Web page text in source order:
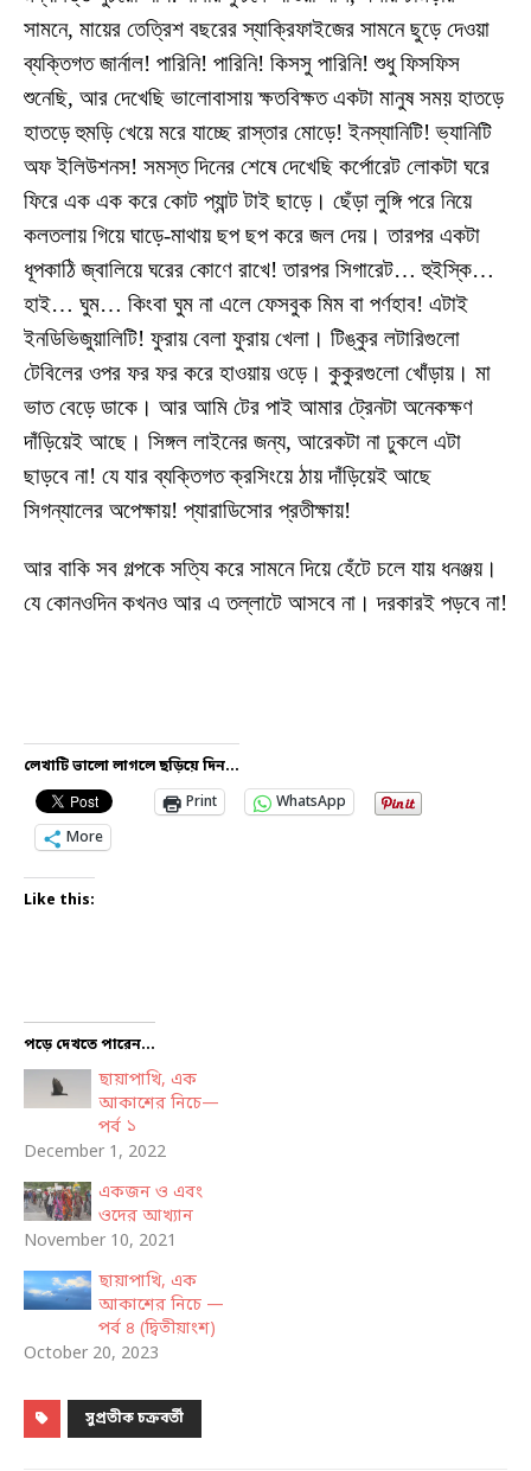
সামনে, মায়ের তেত্রিশ বছরের স্যাক্রিফাইজের সামনে ছুড়ে দেওয়া
ব্যক্তিগত জার্নাল! পারিনি! পারিনি! কিসসু পারিনি! শুধু ফিসফিস
শুনেছি, আর দেখেছি ভালোবাসায় ক্ষতবিক্ষত একটা মানুষ সময় হাতড়ে
হাতড়ে হুমড়ি খেয়ে মরে যাচ্ছে রাস্তার মোড়ে! ইনস্যানিটি! ভ্যানিটি
অফ ইলিউশনস! সমস্ত দিনের শেষে দেখেছি কর্পোরেট লোকটা ঘরে
ফিরে এক এক করে কোট প্যান্ট টাই ছাড়ে। ছেঁড়া লুঙ্গি পরে নিয়ে
কলতলায় গিয়ে ঘাড়ে-মাথায় ছপ ছপ করে জল দেয়। তারপর একটা
ধূপকাঠি জ্বালিয়ে ঘরের কোণে রাখে! তারপর সিগারেট… হুইস্কি…
হাই… ঘুম… কিংবা ঘুম না এলে ফেসবুক মিম বা পর্ণহাব! এটাই
ইনডিভিজুয়ালিটি! ফুরায় বেলা ফুরায় খেলা। টিঙ্কুর লটারিগুলো
টেবিলের ওপর ফর ফর করে হাওয়ায় ওড়ে। কুকুরগুলো খোঁড়ায়। মা
ভাত বেড়ে ডাকে। আর আমি টের পাই আমার ট্রেনটা অনেকক্ষণ
দাঁড়িয়েই আছে। সিঙ্গল লাইনের জন্য, আরেকটা না ঢুকলে এটা
ছাড়বে না! যে যার ব্যক্তিগত ক্রসিংয়ে ঠায় দাঁড়িয়েই আছে
সিগন্যালের অপেক্ষায়! প্যারাডিসোর প্রতীক্ষায়!
আর বাকি সব গল্পকে সত্যি করে সামনে দিয়ে হেঁটে চলে যায় ধনঞ্জয়।
যে কোনওদিন কখনও আর এ তল্লাটে আসবে না। দরকারই পড়বে না!
লেখাটি ভালো লাগলে ছড়িয়ে দিন...
Print
WhatsApp
More
Like this:
পড়ে দেখতে পারেন...
ছায়াপাখি, এক
আকাশের নিচে—
পর্ব ১
December 1, 2022
একজন ও এবং
ওদের আখ্যান
November 10, 2021
ছায়াপাখি, এক
আকাশের নিচে —
পর্ব ৪ (দ্বিতীয়াংশ)
October 20, 2023
সুপ্রতীক চক্রবর্তী